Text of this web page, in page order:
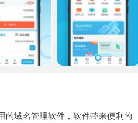
的域名管理软件，软件带来便利的